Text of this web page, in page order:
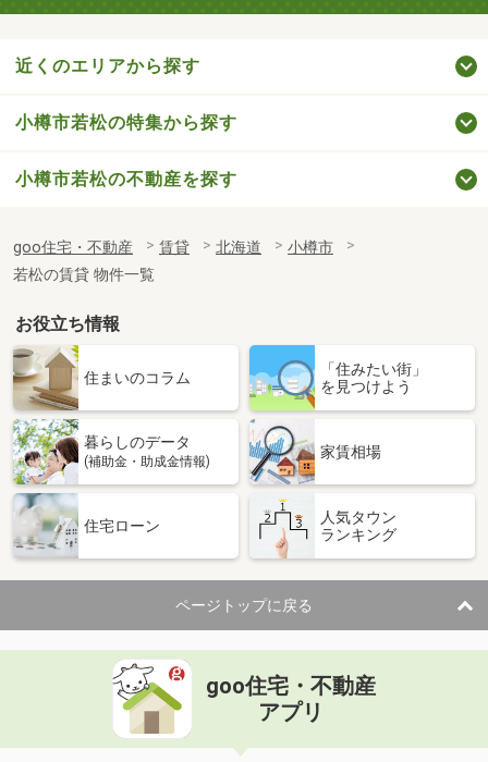
近くのエリアから探す
小樽市若松の特集から探す
小樽市若松の不動産を探す
goo住宅・不動産 賃貸 北海道
小樽市
若松の賃貸 物件一覧
お役立ち情報
住まいのコラム
「住みたい街」
を見つけよう
暮らしのデータ
(補助金・助成金情報)
家賃相場
住宅ローン
人気タウン
ランキング
ページトップに戻る
goo住宅・不動産
アプリ